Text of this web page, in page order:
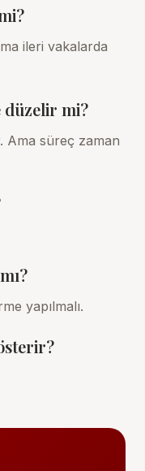
ileri vakalarda
düzelir mi?
Ama süreç zaman
yapılmalı.